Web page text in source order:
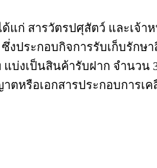
ก่ สารวัตรปศุสัตว์ และเจ้า
งประกอบกิจการรับเก็บรัก
บ่งเป็นสินค้ารับฝาก จำนว
ตหรือเอกสารประกอบกา